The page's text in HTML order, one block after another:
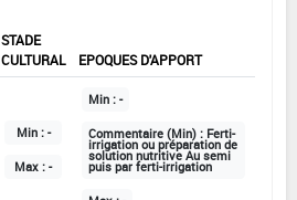
STADE
CULTURAL
EPOQUES D'APPORT
Min : -
Max : -
Min : -
Commentaire (Min) : Ferti-
irrigation ou préparation de
solution nutritive Au semi
puis par ferti-irrigation